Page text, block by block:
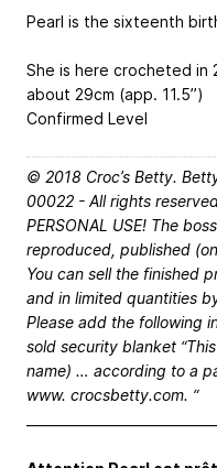
Pearl is the sixteenth
She is here crocheted in
about 29cm (app. 11.5’’)
Confirmed Level
© 2018 Croc’s Betty.
00022 - All rights
PERSONAL USE! The
reproduced, published
You can sell the finished
and in limited quantities
Please add the following
sold security blanket
name) … according to a
www. crocsbetty.com. “